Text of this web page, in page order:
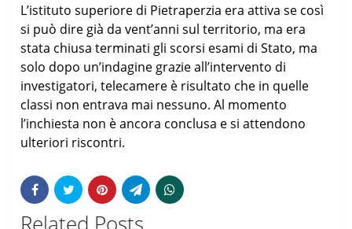
L’istituto superiore di Pietraperzia era attiva se così
si può dire già da vent’anni sul territorio, ma era
stata chiusa terminati gli scorsi esami di Stato, ma
solo dopo un’indagine grazie all’intervento di
investigatori, telecamere è risultato che in quelle
classi non entrava mai nessuno. Al momento
l’inchiesta non è ancora conclusa e si attendono
ulteriori riscontri.
Related Posts